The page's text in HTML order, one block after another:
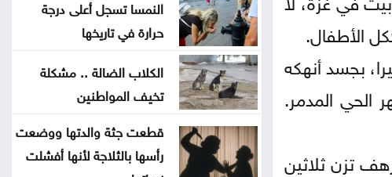
الأطفال.
بجسد أنهكه
الحي المدمر.
تزن ثلاثين
المنتجات تحمل علامات تجارية مقلدة
الدفاع اليمنية تؤكد سقوط قتلى
وجرحى في هجوم حوثي وتتوعد بالرد
تغيير مسار 49 سفينة وتعطيل
سفينتين ضمن عمليات فرض الحصار
النمسا تسجل أعلى درجة
حرارة في تاريخها
الكلاب الضالة .. مشكلة
تخيف المواطنين
قطعت جثة والدتها ووضعت
رأسها بالثلاجة لأنها أفشلت